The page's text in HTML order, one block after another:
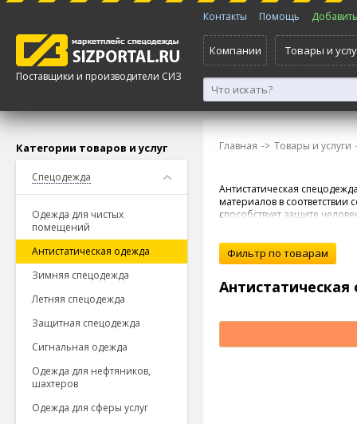
Поставщики и производители СИЗ
Контакты Помощь
Компании Товары и
Категории товаров и услуг
Спецодежда
Одежда для чистых
помещений
Антистатическая одежда
Зимняя спецодежда
Летняя спецодежда
Защитная спецодежда
Сигнальная одежда
Одежда для нефтяников,
шахтеров
Одежда для сферы услуг
Главная -> Товары и услуги
Антистатическая
материалов в соответствии
способствует защите
предъявляются высокие